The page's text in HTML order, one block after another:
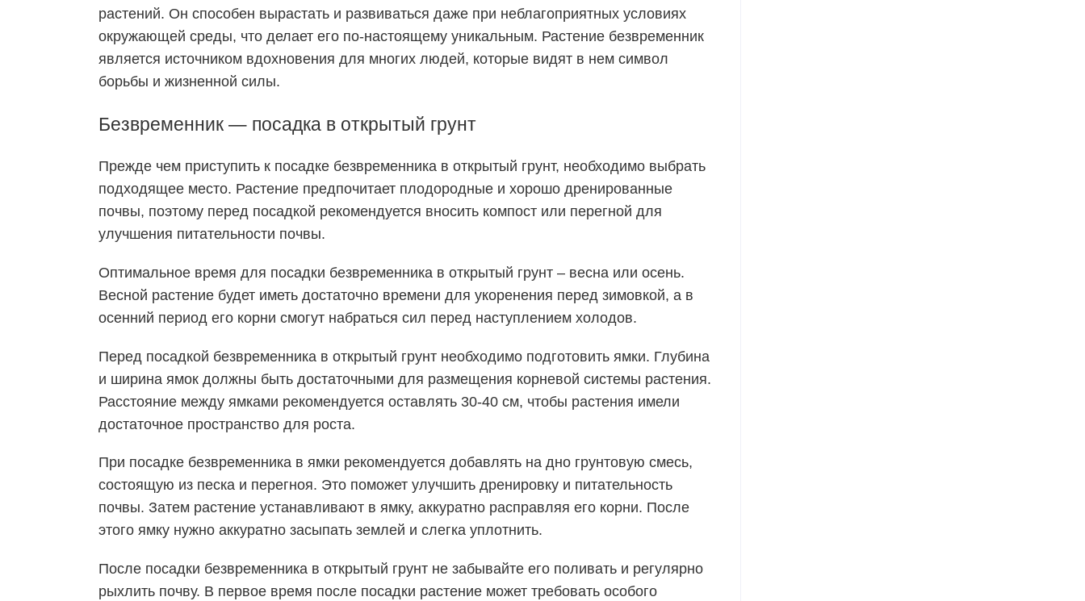
растений. Он способен вырастать и развиваться даже при неблагоприятных условиях
окружающей среды, что делает его по-настоящему уникальным. Растение безвременник
является источником вдохновения для многих людей, которые видят в нем символ
борьбы и жизненной силы.
Безвременник— посадка в открытый грунт
Прежде чем приступить к посадке безвременника в открытый грунт, необходимо выбрать
подходящее место. Растение предпочитает плодородные и хорошо дренированные
почвы, поэтому перед посадкой рекомендуется вносить компост или перегной для
улучшения питательности почвы.
Оптимальное время для посадки безвременника в открытый грунт – весна или осень.
Весной растение будет иметь достаточно времени для укоренения перед зимовкой, а в
осенний период его корни смогут набраться сил перед наступлением холодов.
Перед посадкой безвременника в открытый грунт необходимо подготовить ямки. Глубина
и ширина ямок должны быть достаточными для размещения корневой системы растения.
Расстояние между ямками рекомендуется оставлять 30-40 см, чтобы растения имели
достаточное пространство для роста.
При посадке безвременника в ямки рекомендуется добавлять на дно грунтовую смесь,
состоящую из песка и перегноя. Это поможет улучшить дренировку и питательность
почвы. Затем растение устанавливают в ямку, аккуратно расправляя его корни. После
этого ямку нужно аккуратно засыпать землей и слегка уплотнить.
После посадки безвременника в открытый грунт не забывайте его поливать и регулярно
рыхлить почву. В первое время после посадки растение может требовать особого